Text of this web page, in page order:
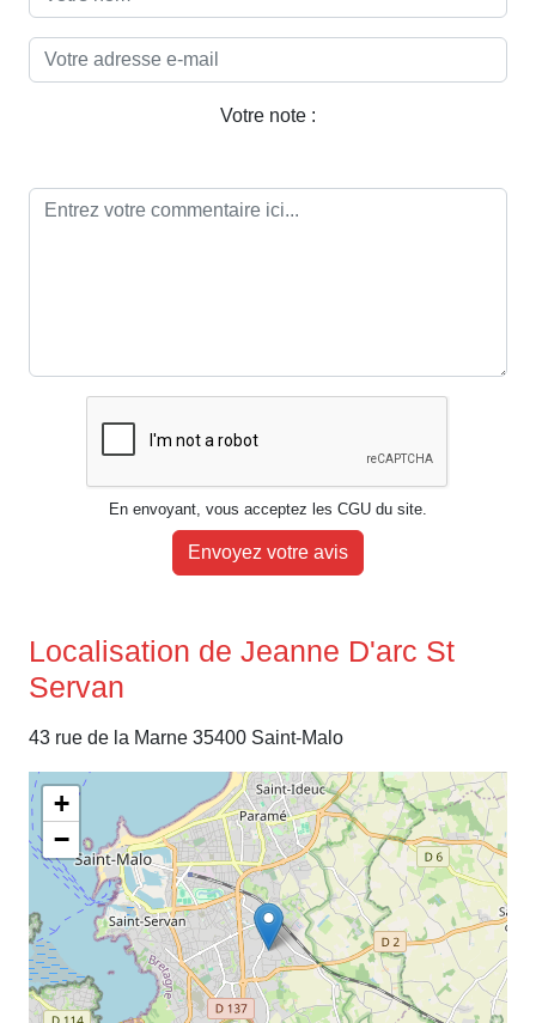
Votre note :
En envoyant, vous acceptez les CGU du site.
Envoyez votre avis
Localisation de Jeanne D'arc St
Servan
43 rue de la Marne 35400 Saint-Malo
+
−